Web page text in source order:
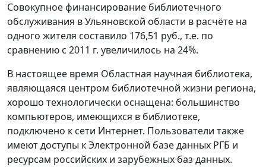
Совокупное финансирование библиотечного
обслуживания в Ульяновской области в расчёте на
одного жителя составило 176,51 руб., т.е. по
сравнению с 2011 г. увеличилось на 24%.
В настоящее время Областная научная библиотека,
являющаяся центром библиотечной жизни региона,
хорошо технологически оснащена: большинство
компьютеров, имеющихся в библиотеке,
подключено к сети Интернет. Пользователи также
имеют доступы к Электронной базе данных РГБ и
ресурсам российских и зарубежных баз данных.